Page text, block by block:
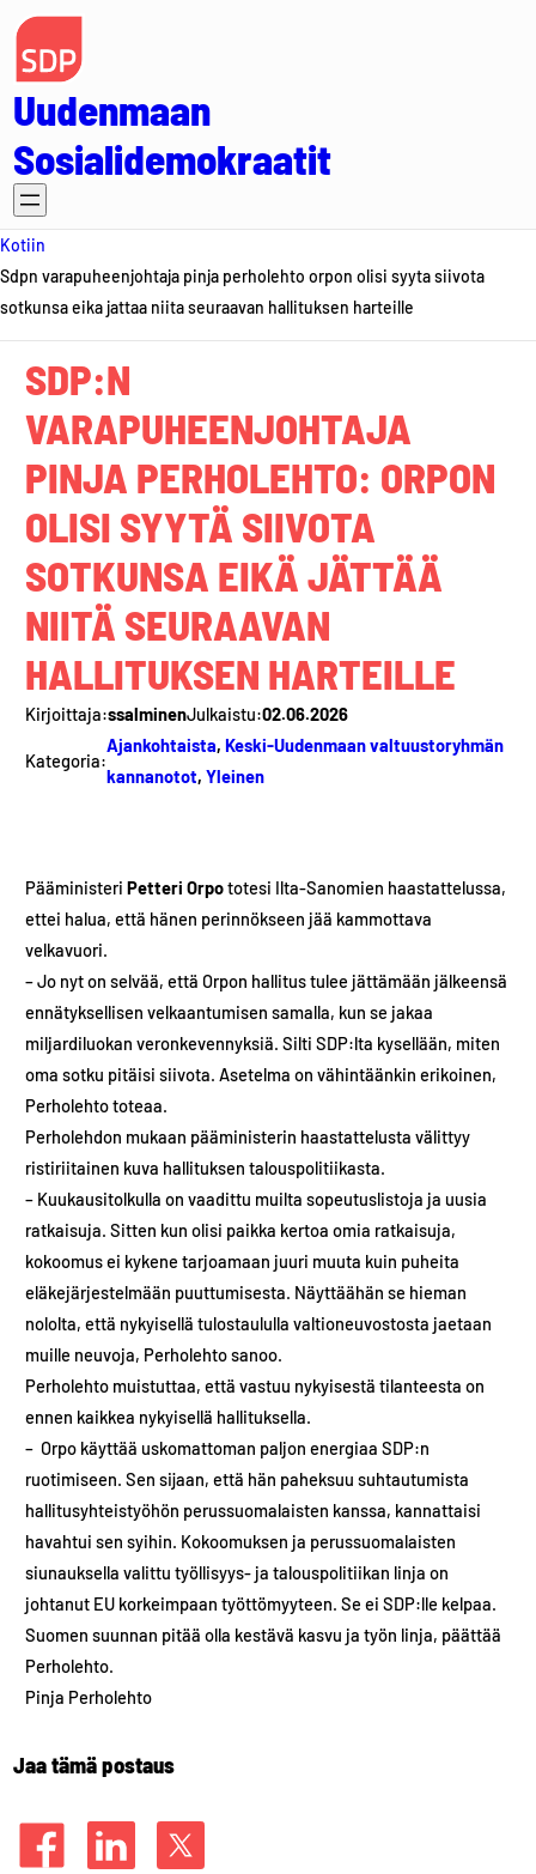
Siirry
sisältöön
Uudenmaan
Sosialidemokraatit
Kotiin
Sdpn varapuheenjohtaja pinja perholehto orpon olisi syyta siivota
sotkunsa eika jattaa niita seuraavan hallituksen harteille
SDP:N
VARAPUHEENJOHTAJA
PINJA PERHOLEHTO: ORPON
OLISI SYYTÄ SIIVOTA
SOTKUNSA EIKÄ JÄTTÄÄ
NIITÄ SEURAAVAN
HALLITUKSEN HARTEILLE
Kirjoittaja:ssalminenJulkaistu:02.06.2026
Kategoria:
Ajankohtaista, Keski-Uudenmaan valtuustoryhmän
kannanotot, Yleinen
PääministeriPetteri Orpototesi Ilta-Sanomien haastattelussa,
ettei halua, että hänen perinnökseen jää kammottava
velkavuori.
– Jo nyt on selvää, että Orpon hallitus tulee jättämään jälkeensä
ennätyksellisen velkaantumisen samalla, kun se jakaa
miljardiluokan veronkevennyksiä. Silti SDP:lta kysellään, miten
oma sotku pitäisi siivota. Asetelma on vähintäänkin erikoinen,
Perholehto toteaa.
Perholehdon mukaan pääministerin haastattelusta välittyy
ristiriitainen kuva hallituksen talouspolitiikasta.
– Kuukausitolkulla on vaadittu muilta sopeutuslistoja ja uusia
ratkaisuja. Sitten kun olisi paikka kertoa omia ratkaisuja,
kokoomus ei kykene tarjoamaan juuri muuta kuin puheita
eläkejärjestelmään puuttumisesta. Näyttäähän se hieman
nololta, että nykyisellä tulostaululla valtioneuvostosta jaetaan
muille neuvoja, Perholehto sanoo.
Perholehto muistuttaa, että vastuu nykyisestä tilanteesta on
ennen kaikkea nykyisellä hallituksella.
– Orpo käyttää uskomattoman paljon energiaa SDP:n
ruotimiseen. Sen sijaan, että hän paheksuu suhtautumista
hallitusyhteistyöhön perussuomalaisten kanssa, kannattaisi
havahtui sen syihin. Kokoomuksen ja perussuomalaisten
siunauksella valittu työllisyys- ja talouspolitiikan linja on
johtanut EU korkeimpaan työttömyyteen. Se ei SDP:lle kelpaa.
Suomen suunnan pitää olla kestävä kasvu ja työn linja, päättää
Perholehto.
Pinja Perholehto
Jaa tämä postaus